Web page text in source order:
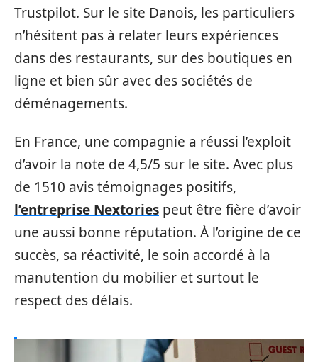
Trustpilot. Sur le site Danois, les particuliers
n’hésitent pas à relater leurs expériences
dans des restaurants, sur des boutiques en
ligne et bien sûr avec des sociétés de
déménagements.
En France, une compagnie a réussi l’exploit
d’avoir la note de 4,5/5 sur le site. Avec plus
de 1510 avis témoignages positifs,
l’entreprise Nextories peut être fière d’avoir
une aussi bonne réputation. À l’origine de ce
succès, sa réactivité, le soin accordé à la
manutention du mobilier et surtout le
respect des délais.